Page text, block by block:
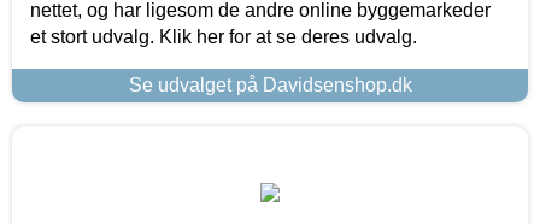
nettet, og har ligesom de andre online byggemarkeder
et stort udvalg. Klik her for at se deres udvalg.
Se udvalget på Davidsenshop.dk